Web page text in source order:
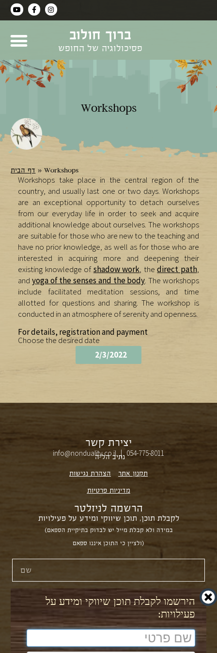
ברוך חולוב
פסיכולוגיה של החופש
Workshops
דף הבית »Workshops
Workshops take place in the central region of the
country, and usually last one or two days. Workshops
are an exceptional opportunity to detach ourselves
from our everyday life in order to seek and acquire
additional knowledge about ourselves. The workshops
are suitable for those who are new to the teaching and
have no prior knowledge, as well as for those who are
interested in acquiring more and deepening their
existing knowledge ofshadow work, thedirect path,
andyoga of the senses and the body. The workshops
include facilitated meditation sessions, and time
allotted for questions and sharing. The workshop is
conducted in an atmosphere of serenity and openness.
For details, registration and payment
Choose the desired date
2/3/2022
הרשמה לניזלטר
לקבלת תוכן, תוכן שיווקי ומידע על פעילויות
(במידה ולא קבלת מייל יש לבדוק בתיקיית הספאם
ולציין כי התוכן איננו ספאם)
יצירת קשר
info@nonduality.co.il | 054-775-8011⁩
נתיב הל״ה
תקנון אתר הצהרת נגישות
מדיניות פרטיות
הירשמו לקבלת תוכן שיווקי ומידע על
פעילויות: